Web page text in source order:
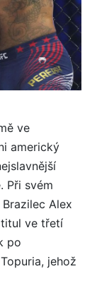
ve
americký
Při svém
Alex
ve třetí
po
jehož